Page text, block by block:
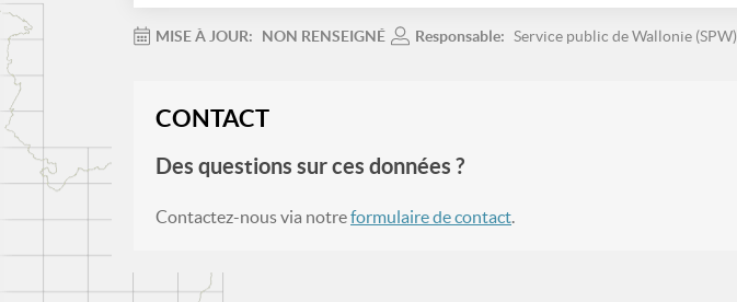
MISE À JOUR: NON RENSEIGNÉ Responsable: Service public de Wallonie (SPW)
CONTACT
Des questions sur ces données ?
Contactez-nous via notreformulaire de contact.